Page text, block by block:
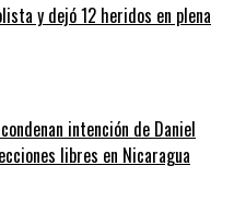
y dejó 12 heridos en plena
intención de Daniel
libres en Nicaragua